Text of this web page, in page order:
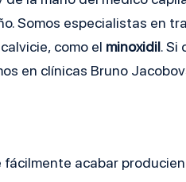
Somos especialistas en
como el minoxidil. Si
en clínicas Bruno
acabar